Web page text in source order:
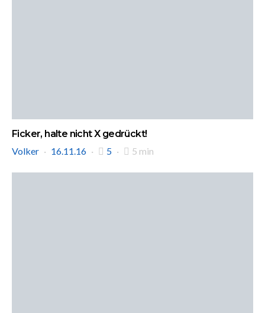
Ficker, halte nicht X gedrückt!
Volker
16.11.16 5 5 min